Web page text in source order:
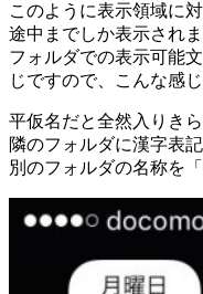
このように表示領域に
途中までしか表示されま
フォルダでの表示可能
じですので、こんな感
平仮名だと全然入りき
隣のフォルダに漢字表
別のフォルダの名称を